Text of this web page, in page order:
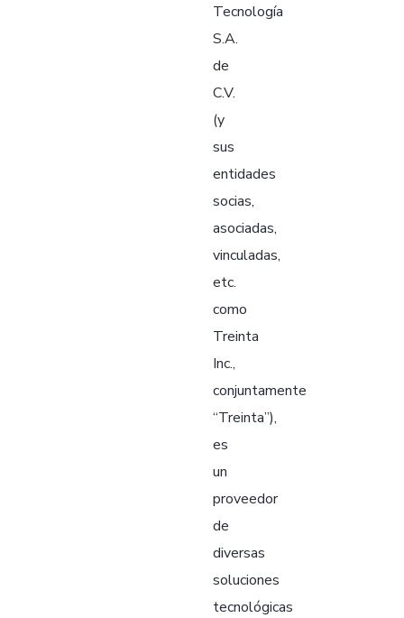
Tecnología
S.A.
de
C.V.
(y
sus
entidades
socias,
asociadas,
vinculadas,
etc.
como
Treinta
Inc.,
conjuntamente
“Treinta”),
es
un
proveedor
de
diversas
soluciones
tecnológicas